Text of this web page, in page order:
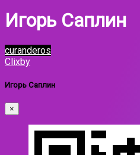
Игорь Саплин
curanderos
Clixby
Игорь Саплин
×